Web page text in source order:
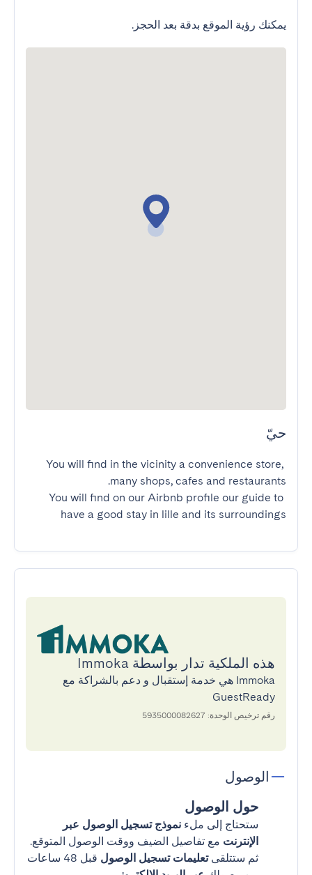
يمكنك رؤية الموقع بدقة بعد الحجز.
حيّ
You will find in the vicinity a convenience store,
You will find on our Airbnb profile our guide to
have a good stay in lille and its surroundings
هذه الملكية تدار بواسطة Immoka
Immoka هي خدمة إستقبال و دعم بالشراكة مع
GuestReady
رقم ترخيص الوحدة: 5935000082627
الوصول
حول الوصول
ستحتاج إلى ملء نموذج تسجيل الوصول عبر
الإنترنت مع تفاصيل الضيف ووقت الوصول المتوقع.
ثم ستتلقىتعليمات تسجيل الوصول
قبل 48 ساعات